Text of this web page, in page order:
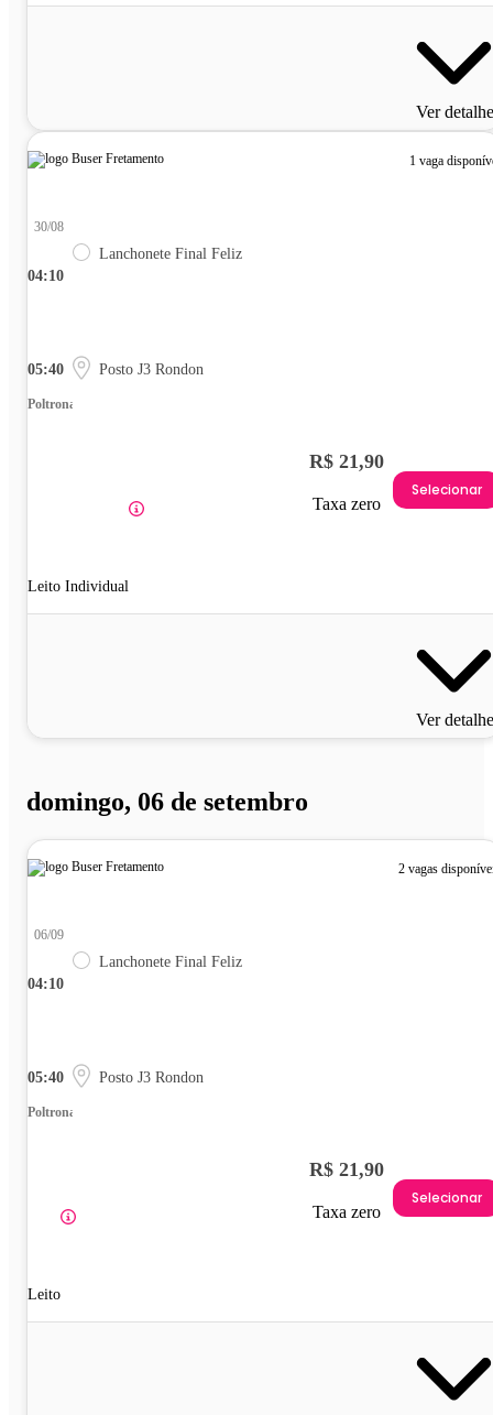
Ver
1 vaga
04:10
30/08
Lanchonete Final Feliz
05:40 Posto J3 Rondon
Poltrona
Leito Individual
R$ 21,90
Taxa zero
Selecionar
Ver
domingo, 06 de setembro
2 vagas
04:10
06/09
Lanchonete Final Feliz
05:40 Posto J3 Rondon
Poltrona
Leito
R$ 21,90
Taxa zero
Selecionar